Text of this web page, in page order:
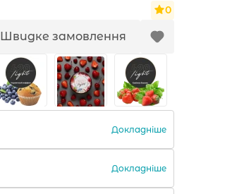
0
Швидке замовлення
Докладніше
Докладніше